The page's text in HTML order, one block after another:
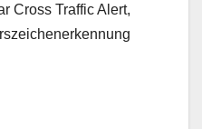
Cross Traffic Alert,